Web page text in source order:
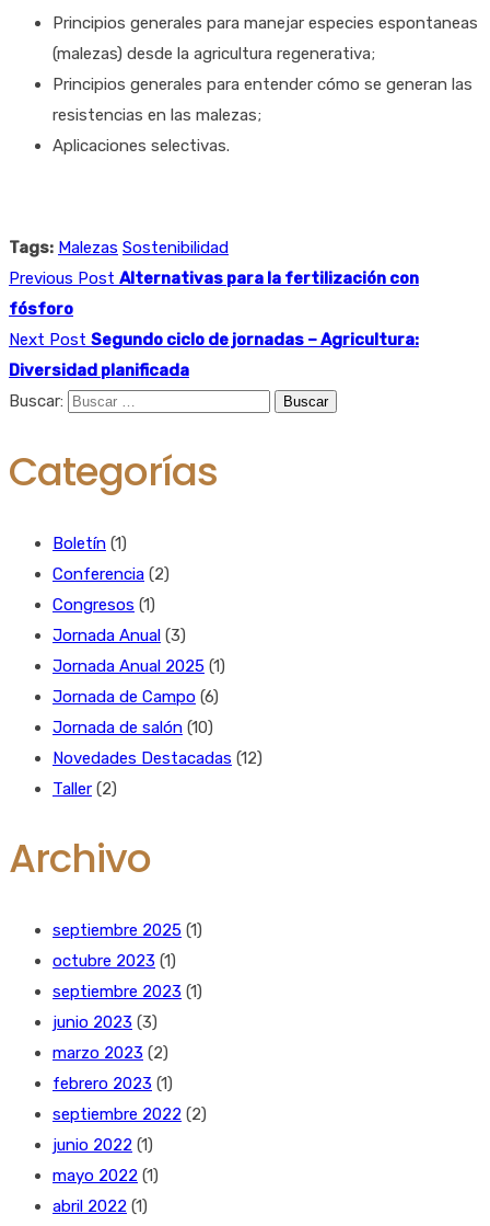
Principios generales para manejar especies espontaneas
(malezas) desde la agricultura regenerativa;
Principios generales para entender cómo se generan las
resistencias en las malezas;
Aplicaciones selectivas.
Tags: Malezas Sostenibilidad
Previous Post Alternativas para la fertilización con
fósforo
Next Post Segundo ciclo de jornadas – Agricultura:
Diversidad planificada
Buscar:
Categorías
Boletín (1)
Conferencia (2)
Congresos (1)
Jornada Anual (3)
Jornada Anual 2025 (1)
Jornada de Campo (6)
Jornada de salón (10)
Novedades Destacadas (12)
Taller (2)
Archivo
septiembre 2025 (1)
octubre 2023 (1)
septiembre 2023 (1)
junio 2023 (3)
marzo 2023 (2)
febrero 2023 (1)
septiembre 2022 (2)
junio 2022 (1)
mayo 2022 (1)
abril 2022 (1)